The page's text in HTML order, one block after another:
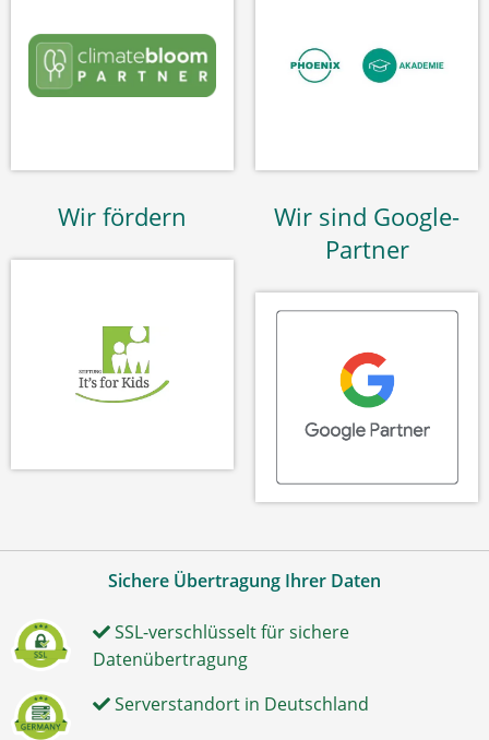
Wir fördern
Wir sind Google-
Partner
Sichere Übertragung Ihrer Daten
SSL-verschlüsselt für sichere
Datenübertragung
Serverstandort in Deutschland